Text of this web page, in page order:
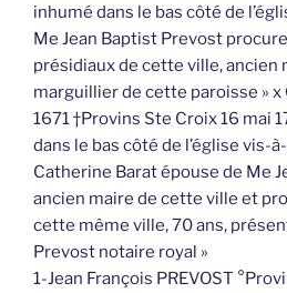
inhumé dans le bas côté de
Me Jean Baptist Prevost
présidiaux de cette ville, ancien
marguillier de cette paroisse » x
1671 †Provins Ste Croix 16 mai
dans le bas côté de l’église vis-
Catherine Barat épouse de Me
ancien maire de cette ville et
cette même ville, 70 ans,
Prevost notaire royal »
1-Jean François PREVOST